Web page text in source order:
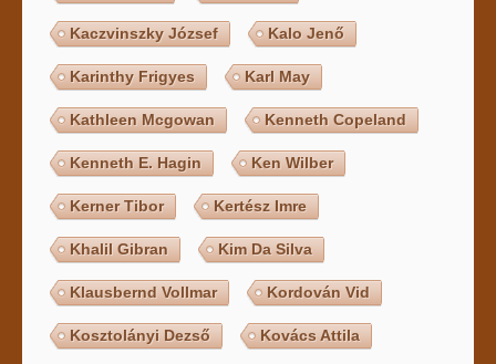
Kaczvinszky József Kalo Jenő
Karinthy Frigyes Karl May
Kathleen Mcgowan Kenneth Copeland
Kenneth E. Hagin Ken Wilber
Kerner Tibor Kertész Imre
Khalil Gibran Kim Da Silva
Klausbernd Vollmar Kordován Vid
Kosztolányi Dezső Kovács Attila